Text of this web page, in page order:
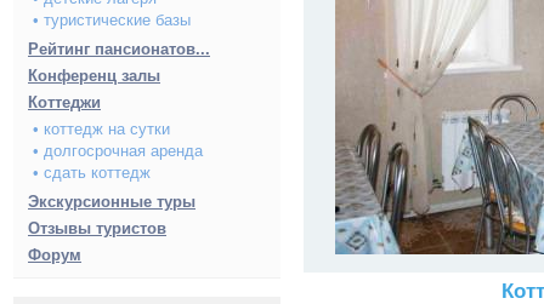
• туристические базы
Рейтинг пансионатов...
Конференц залы
Коттеджи
• коттедж на сутки
• долгосрочная аренда
• сдать коттедж
Экскурсионные туры
Отзывы туристов
Форум